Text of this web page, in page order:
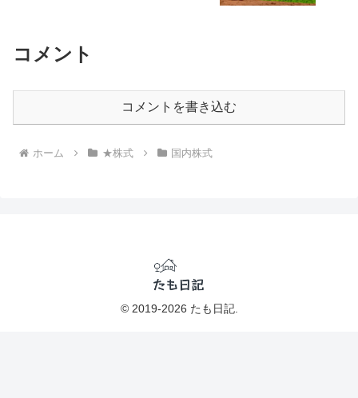
コメント
コメントを書き込む
ホーム ★株式 国内株式
© 2019-2026 たも日記.